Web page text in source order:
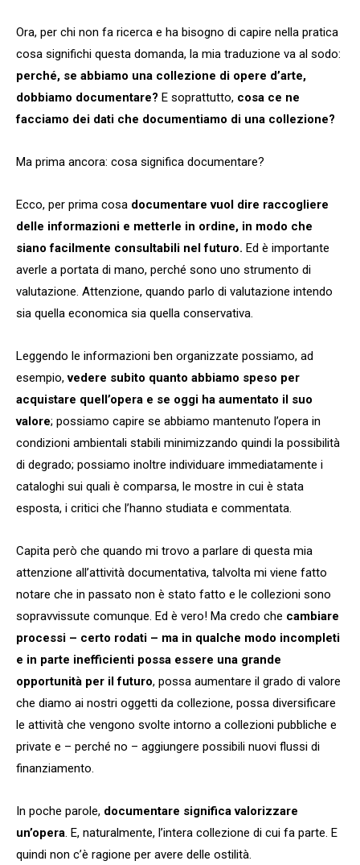
Ora, per chi non fa ricerca e ha bisogno di capire nella pratica
cosa significhi questa domanda, la mia traduzione va al sodo:
perché, se abbiamo una collezione di opere d’arte,
dobbiamo documentare? E soprattutto, cosa ce ne
facciamo dei dati che documentiamo di una collezione?
Ma prima ancora: cosa significa documentare?
Ecco, per prima cosa documentare vuol dire raccogliere
delle informazioni e metterle in ordine, in modo che
siano facilmente consultabili nel futuro. Ed è importante
averle a portata di mano, perché sono uno strumento di
valutazione. Attenzione, quando parlo di valutazione intendo
sia quella economica sia quella conservativa.
Leggendo le informazioni ben organizzate possiamo, ad
esempio,vedere subito quanto abbiamo speso per
acquistare quell’opera e se oggi ha aumentato il suo
valore; possiamo capire se abbiamo mantenuto l’opera in
condizioni ambientali stabili minimizzando quindi la possibilità
di degrado; possiamo inoltre individuare immediatamente i
cataloghi sui quali è comparsa, le mostre in cui è stata
esposta, i critici che l’hanno studiata e commentata.
Capita però che quando mi trovo a parlare di questa mia
attenzione all’attività documentativa, talvolta mi viene fatto
notare che in passato non è stato fatto e le collezioni sono
sopravvissute comunque. Ed è vero! Ma credo che cambiare
processi – certo rodati – ma in qualche modo incompleti
e in parte inefficienti possa essere una grande
opportunità per il futuro, possa aumentare il grado di valore
che diamo ai nostri oggetti da collezione, possa diversificare
le attività che vengono svolte intorno a collezioni pubbliche e
private e – perché no – aggiungere possibili nuovi flussi di
finanziamento.
In poche parole, documentare significa valorizzare
un’opera. E, naturalmente, l’intera collezione di cui fa parte. E
quindi non c’è ragione per avere delle ostilità.